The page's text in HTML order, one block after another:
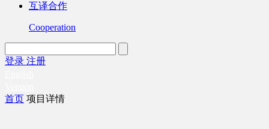
互译合作
Cooperation
登录 注册
首页 项目详情